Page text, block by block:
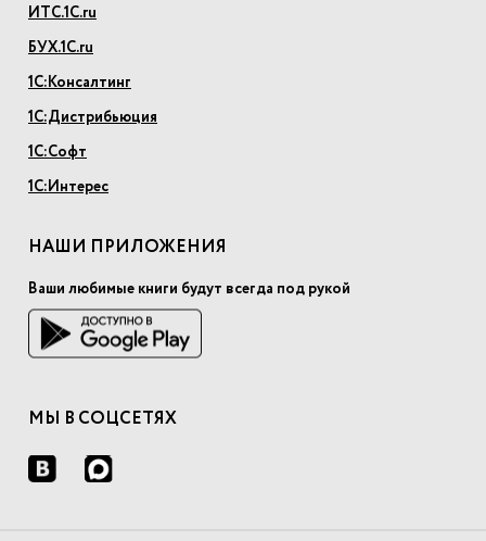
ИТС.1С.ru
БУХ.1С.ru
1С:Консалтинг
1С:Дистрибьюция
1С:Софт
1С:Интерес
НАШИ ПРИЛОЖЕНИЯ
Ваши любимые книги будут всегда под рукой
МЫ В СОЦСЕТЯХ